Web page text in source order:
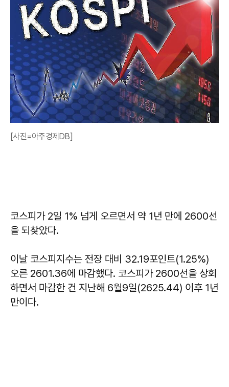
[사진=아주경제DB]
코스피가 2일 1% 넘게 오르면서 약 1년 만에 2600선
을 되찾았다.
이날 코스피지수는 전장 대비 32.19포인트(1.25%)
오른 2601.36에 마감했다. 코스피가 2600선을 상회
하면서 마감한 건 지난해 6월9일(2625.44) 이후 1년
만이다.